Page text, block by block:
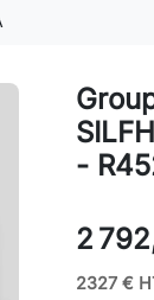
-
2
2327 €